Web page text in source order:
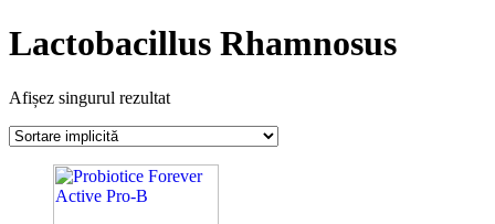
Lactobacillus Rhamnosus
Afișez singurul rezultat